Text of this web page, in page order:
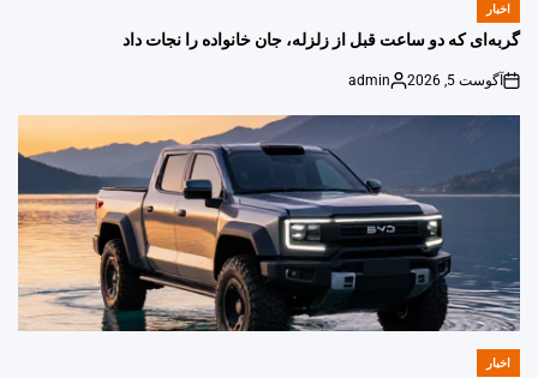
POSTED
IN
اخبار
گربه‌ای که دو ساعت قبل از زلزله، جان خانواده را نجات داد
on
آگوست 5, 2026
Posted
admin
POSTED
اخبار